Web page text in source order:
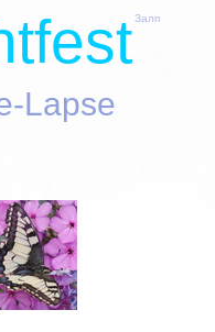
Lapse
Залп